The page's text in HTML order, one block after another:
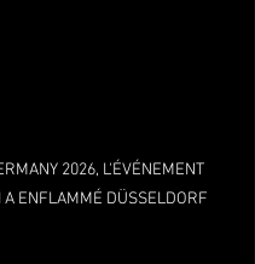
2026, L'ÉVÉNEMENT
A ENFLAMMÉ DÜSSELDORF